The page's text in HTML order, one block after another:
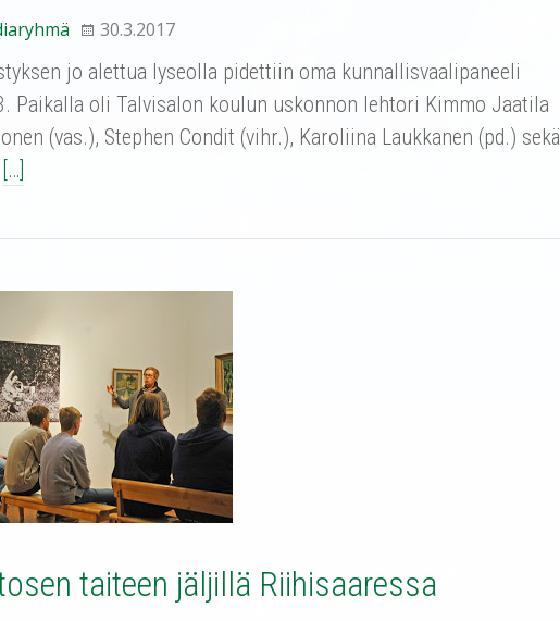
30.3.2017
jo alettua lyseolla pidettiin oma kunnallisvaalipaneeli
Paikalla oli Talvisalon koulun uskonnon lehtori Kimmo Jaatila
(vas.), Stephen Condit (vihr.), Karoliina Laukkanen (pd.) sekä
[…]
taiteen jäljillä Riihisaaressa